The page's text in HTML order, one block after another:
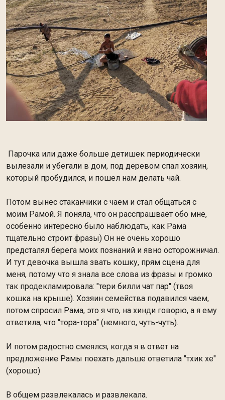
Парочка или даже больше детишек периодически
вылезали и убегали в дом, под деревом спал хозяин,
который пробудился, и пошел нам делать чай.
Потом вынес стаканчики с чаем и стал общаться с
моим Рамой. Я поняла, что он расспрашвает обо мне,
особенно интересно было наблюдать, как Рама
тщательно строит фразы) Он не очень хорошо
предсталял берега моих познаний и явно осторожничал.
И тут девочка вышла звать кошку, прям сцена для
меня, потому что я знала все слова из фразы и громко
так продекламировала: "тери билли чат пар" (твоя
кошка на крыше). Хозяин семейства подавился чаем,
потом спросил Рама, это я что, на хинди говорю, а я ему
ответила, что "тора-тора" (немного, чуть-чуть).
И потом радостно смеялся, когда я в ответ на
предложение Рамы поехать дальше ответила "тхик хе"
(хорошо)
В общем развлекалась и развлекала.